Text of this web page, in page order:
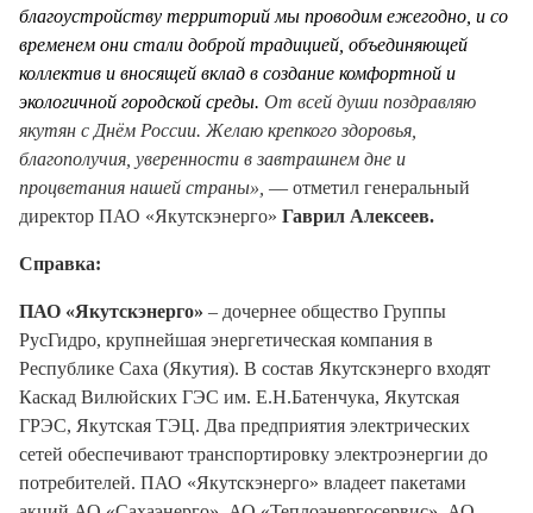
благоустройству территорий мы проводим ежегодно, и со
временем они стали доброй традицией, объединяющей
коллектив и вносящей вклад в создание комфортной и
экологичной городской среды. От всей души поздравляю
якутян с Днём России. Желаю крепкого здоровья,
благополучия, уверенности в завтрашнем дне и
процветания нашей страны», — отметил генеральный
директор ПАО «Якутскэнерго» Гаврил Алексеев.
Справка:
ПАО «Якутскэнерго» – дочернее общество Группы
РусГидро, крупнейшая энергетическая компания в
Республике Саха (Якутия). В состав Якутскэнерго входят
Каскад Вилюйских ГЭС им. Е.Н.Батенчука, Якутская
ГРЭС, Якутская ТЭЦ. Два предприятия электрических
сетей обеспечивают транспортировку электроэнергии до
потребителей. ПАО «Якутскэнерго» владеет пакетами